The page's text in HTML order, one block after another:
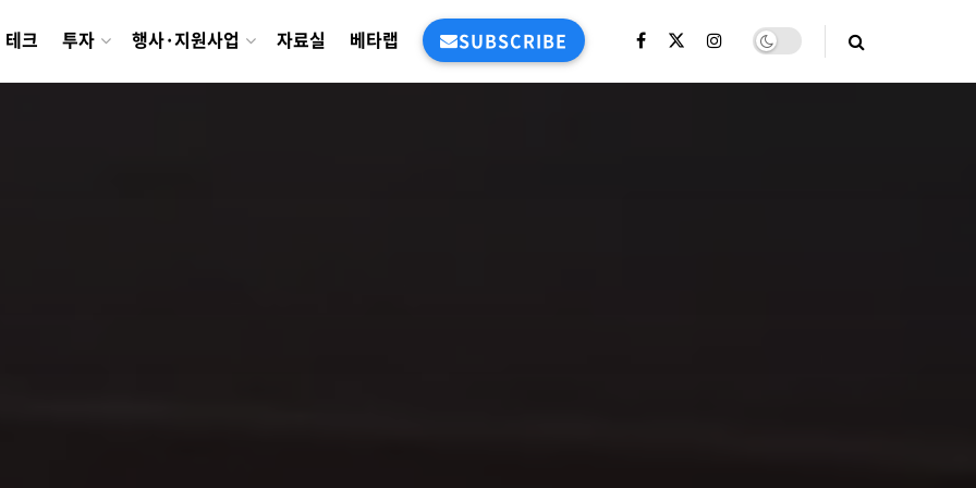
테크 투자 행사·지원사업 자료실 베타랩 SUBSCRIBE